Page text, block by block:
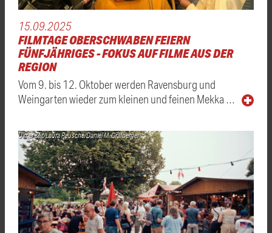
15.09.2025
FILMTAGE OBERSCHWABEN FEIERN
FÜNFJÄHRIGES - FOKUS AUF FILME AUS DER
REGION
Vom 9. bis 12. Oktober werden Ravensburg und
Weingarten wieder zum kleinen und feinen Mekka …
Ulmer Zelt/Laura Reusche/Daniel M. Grafberger